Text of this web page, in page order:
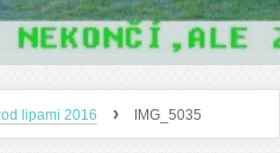
lipami 2016 › IMG_5035